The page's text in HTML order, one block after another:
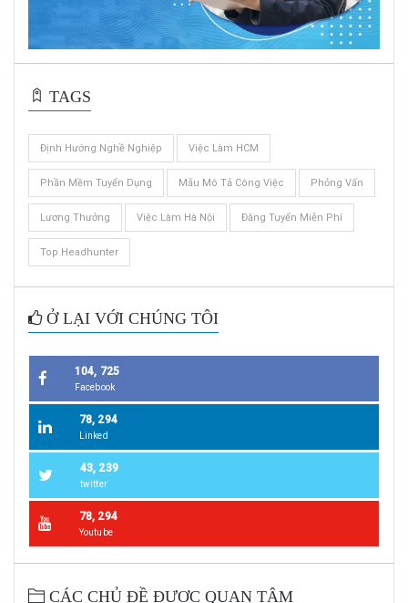
TAGS
Định Hướng Nghề Nghiệp Việc Làm HCM
Phần Mềm Tuyển Dụng Mẫu Mô Tả Công Việc Phỏng Vấn
Lương Thưởng Việc Làm Hà Nội Đăng Tuyển Miễn Phí
Top Headhunter
Ở LẠI VỚI CHÚNG TÔI
104, 725
Facebook
78, 294
Linked
43, 239
twitter
78, 294
Youtube
CÁC CHỦ ĐỀ ĐƯỢC QUAN TÂM